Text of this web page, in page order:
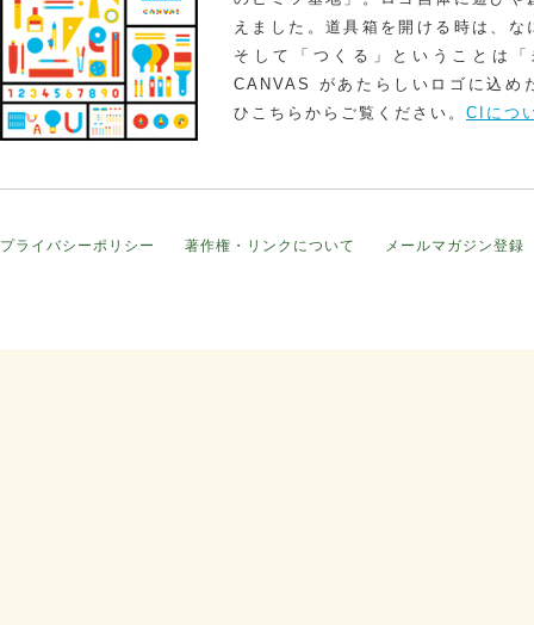
えました。道具箱を開ける時は、
そして「つくる」ということは
CANVAS があたらしいロゴに込め
ひこちらからご覧ください。 CIにつ
プライバシーポリシー 著作権・リンクについて メールマガジン登録